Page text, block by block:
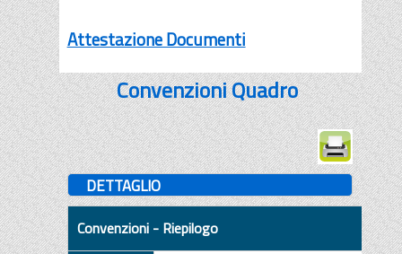
Attestazione Documenti
Convenzioni Quadro
DETTAGLIO
Convenzioni - Riepilogo